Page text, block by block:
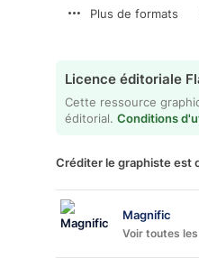
Plus de formats
Licence éditoriale
Cette ressource
éditorial. Conditions
Créditer le graphiste est
Magnific
Voir toutes